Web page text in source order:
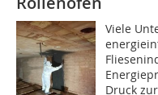
Viele
Druck